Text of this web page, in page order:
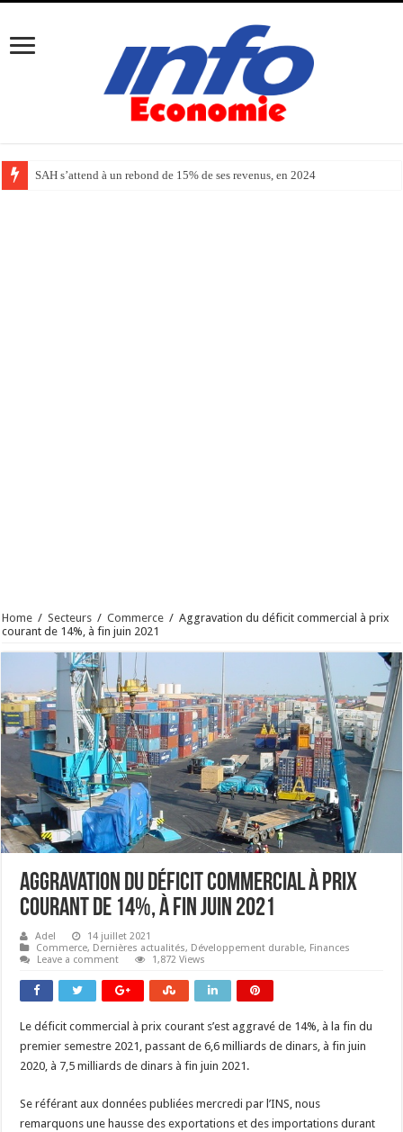
SAH s’attend à un rebond de 15% de ses revenus, en 2024
Home / Secteurs / Commerce / Aggravation du déficit commercial à prix
courant de 14%, à fin juin 2021
Aggravation du déficit commercial à prix
courant de 14%, à fin juin 2021
Adel
14 juillet 2021
Commerce, Dernières actualités, Développement durable, Finances
Leave a comment
1,872 Views
Le déficit commercial à prix courant s’est aggravé de 14%, à la fin du
premier semestre 2021, passant de 6,6 milliards de dinars, à fin juin
2020, à 7,5 milliards de dinars à fin juin 2021.
Se référant aux données publiées mercredi par l’INS, nous
remarquons une hausse des exportations et des importations durant